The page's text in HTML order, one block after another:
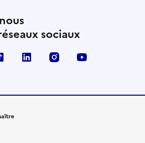
sociaux
TikTok LinkedIn Instagram